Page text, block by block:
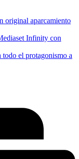
original aparcamiento
Infinity con
todo el protagonismo a